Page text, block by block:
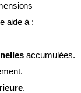
aide à :
accumulées.
.